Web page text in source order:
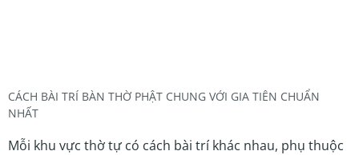
CÁCH BÀI TRÍ BÀN THỜ PHẬT CHUNG VỚI GIA TIÊN CHUẨN
NHẤT
Mỗi khu vực thờ tự có cách bài trí khác nhau, phụ thuộc